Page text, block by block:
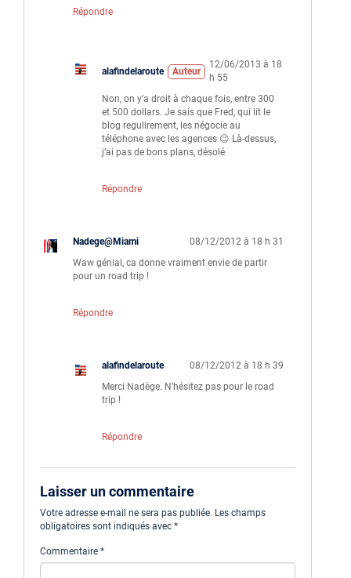
Répondre
alafindelaroute Auteur
12/06/2013 à 18
h 55
Non, on y’a droit à chaque fois, entre 300
et 500 dollars. Je sais que Fred, qui lit le
blog regulirement, les négocie au
téléphone avec les agences 😉 Là-dessus,
j’ai pas de bons plans, désolé
Répondre
Nadege@Miami
08/12/2012 à 18 h 31
Waw génial, ca donne vraiment envie de partir
pour un road trip !
Répondre
alafindelaroute
08/12/2012 à 18 h 39
Merci Nadège. N’hésitez pas pour le road
trip !
Répondre
Laisser un commentaire
Votre adresse e-mail ne sera pas publiée. Les champs
obligatoires sont indiqués avec *
Commentaire *